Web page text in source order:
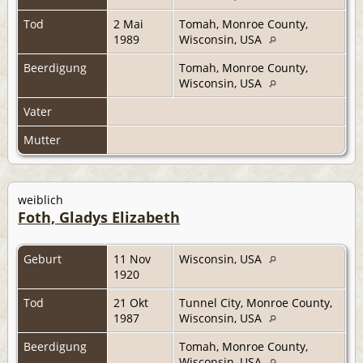
Tod
2 Mai
1989
Tomah, Monroe County,
Wisconsin, USA
Beerdigung
Tomah, Monroe County,
Wisconsin, USA
Vater
Mutter
weiblich
Foth, Gladys Elizabeth
Geburt
11 Nov
1920
Wisconsin, USA
Tod
21 Okt
1987
Tunnel City, Monroe County,
Wisconsin, USA
Beerdigung
Tomah, Monroe County,